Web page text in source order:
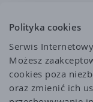
Polityka cookies
Serwis
Możesz
cookies poza
oraz zmienić ich